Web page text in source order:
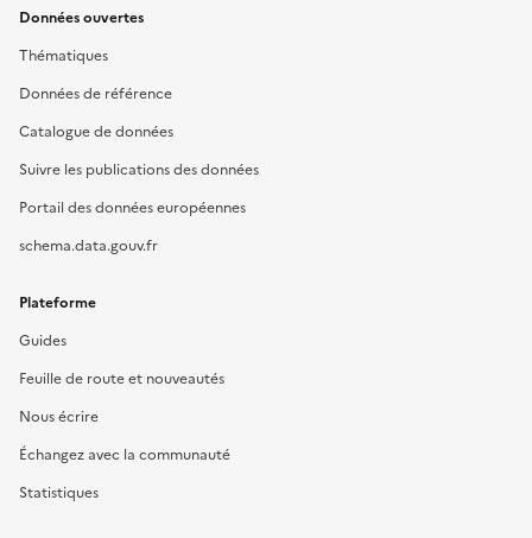
Données ouvertes
Thématiques
Données de référence
Catalogue de données
Suivre les publications des données
Portail des données européennes
schema.data.gouv.fr
Plateforme
Guides
Feuille de route et nouveautés
Nous écrire
Échangez avec la communauté
Statistiques